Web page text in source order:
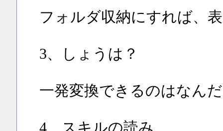
フォルダ収納にすれば、
3、しょうは？
一発変換できるのはなん
4、スキルの読み